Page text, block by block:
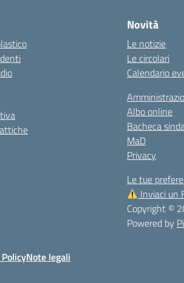
Novità
Le notizie
Le circolari
Calendario
Albo online
Bacheca
MaD
Privacy
Le tue
Inviaci un
Copyright ©
Powered by
Note legali